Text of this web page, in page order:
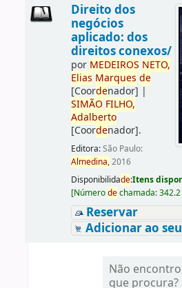
Direito dos
negócios
aplicado: dos
direitos conexos/
por MEDEIROS NETO,
Elias Marques de
[Coordenador] |
SIMÃO FILHO,
Adalberto
[Coordenador].
Editora:São Paulo:
Almedina,2016
Disponibilidade:Itens
[Númerodechamada:
Reservar
Adicionar ao
Não
que procura?